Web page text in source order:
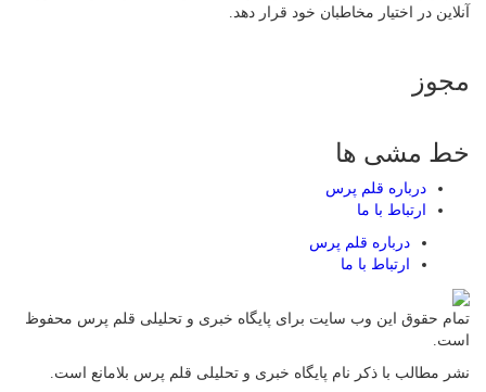
آنلاین در اختیار مخاطبان خود قرار دهد.
مجوز
خط مشی ها
درباره قلم پرس
ارتباط با ما
درباره قلم پرس
ارتباط با ما
تمام حقوق این وب سایت برای پایگاه خبری و تحلیلی قلم پرس محفوظ
است.
نشر مطالب با ذکر نام پایگاه خبری و تحلیلی قلم پرس بلامانع است.